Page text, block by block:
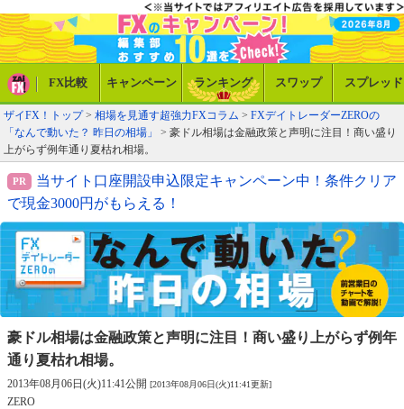
FX比較 キャンペーン ランキング スワップ スプレッド
ザイFX！トップ> 相場を見通す超強力FXコラム > FXデイトレーダーZEROの
「なんで動いた？ 昨日の相場」
> 豪ドル相場は金融政策と声明に注目！商い盛り
上がらず例年通り夏枯れ相場。
当サイト口座開設申込限定キャンペーン中！条件クリア
で現金3000円がもらえる！
豪ドル相場は金融政策と声明に注目！ 商い盛り上がらず例年
通り夏枯れ相場。
2013年08月06日(火)11:41公開 [2013年08月06日(火)11:41更新]
ZERO